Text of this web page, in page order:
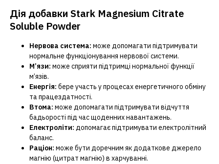
Дія добавки Stark Magnesium Citrate
Soluble Powder
Нервова система: може допомагати підтримувати
нормальне функціонування нервової системи.
М’язи: може сприяти підтримці нормальної функції
м’язів.
Енергія: бере участь у процесах енергетичного обміну
та працездатності.
Втома: може допомагати підтримувати відчуття
бадьорості під час щоденних навантажень.
Електроліти: допомагає підтримувати електролітний
баланс.
Раціон: може бути доречним як додаткове джерело
магнію (цитрат магнію) в харчуванні.